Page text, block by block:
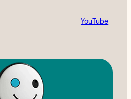
YouTube